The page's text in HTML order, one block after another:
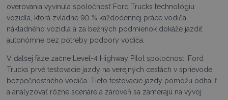
overovania vyvinula spoločnosť Ford Trucks technológiu
vozidla, ktorá zvládne 90 % každodennej práce vodiča
nákladného vozidla a za bežných podmienok dokáže jazdiť
autonómne bez potreby podpory vodiča.
V ďalšej fáze začne Level-4 Highway Pilot spoločnosti Ford
Trucks prvé testovacie jazdy na verejných cestách v sprievode
bezpečnostného vodiča. Tieto testovacie jazdy pomôžu odhaliť
a analyzovať rôzne scenáre a zároveň sa zamerajú na vývoj